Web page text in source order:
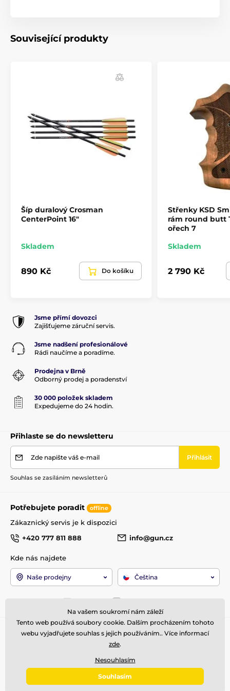
doplňky.
Produkt je zařazen v kategoriích
Střenky pro pistole
Související produkty
Šíp duralový Crosman
CenterPoint 16"
Skladem
890 Kč Do košíku
Střenky KSD
rám round butt
ořech 7
Skladem
2 790 Kč
Jsme přímí dovozci
Zajišťujeme záruční servis.
Jsme nadšení profesionálové
Rádi naučíme a poradíme.
Prodejna v Brně
Odborný prodej a poradenství
30 000 položek skladem
Expedujeme do 24 hodin.
Přihlaste se do newsletteru
Zde napište váš e-mail Přihlásit
Souhlas se zasíláním newsletterů
Potřebujete poradit offline
Zákaznický servis je k dispozici
+420 777 811 888
info@gun.cz
Kde nás najdete
Naše prodejny Čeština
Pro zákazníky
Reklamace
Kontakty
Top kategorie
Zbraně
Optika
Příslušenství
Na vašem soukromí nám záleží
Tento web používá soubory cookie. Dalším procházením tohoto
webu vyjadřujete souhlas s jejich používáním.. Více informací
zde.
Nesouhlasím
Souhlasím